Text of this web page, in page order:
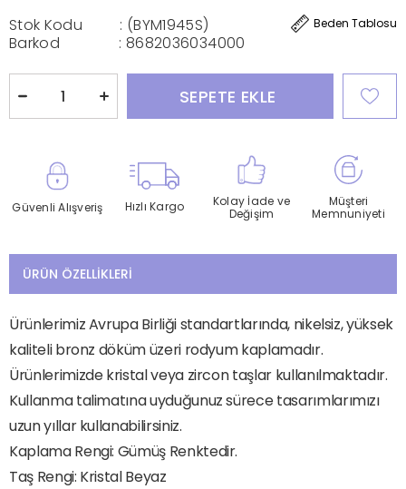
Beden Tablosu
Stok Kodu
(BYM1945S)
Barkod
: 8682036034000
Güvenli Alışveriş Hızlı Kargo
Kolay İade ve
Değişim
Müşteri
Memnuniyeti
ÜRÜN ÖZELLIKLERI
Ürünlerimiz Avrupa Birliği standartlarında, nikelsiz, yüksek
kaliteli bronz döküm üzeri rodyum kaplamadır.
Ürünlerimizde kristal veya zircon taşlar kullanılmaktadır.
Kullanma talimatına uyduğunuz sürece tasarımlarımızı
uzun yıllar kullanabilirsiniz.
Kaplama Rengi: Gümüş Renktedir.
Taş Rengi: Kristal Beyaz